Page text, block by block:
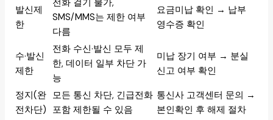
발신제
한
전화 걸기 불가,
SMS/MMS는 제한 여부
다름
요금미납 확인 → 납부
영수증 확인
수·발신
제한
전화 수신·발신 모두 제
한, 데이터 일부 차단 가
능
미납 장기 여부 → 분실
신고 여부 확인
정지(완
전차단)
모든 통신 차단, 긴급전화
포함 제한될 수 있음
통신사 고객센터 문의 →
본인확인 후 해제 절차